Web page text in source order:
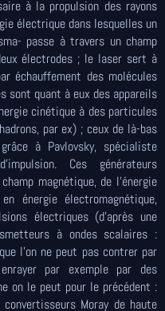
à la propulsion des rayons
électrique dans lesquelles un
passe à travers un champ
électrodes ; le laser sert à
échauffement des molécules
sont quant à eux des appareils
cinétique à des particules
par ex) ; ceux de là-bas
à Pavlovsky, spécialiste
Ces générateurs
magnétique, de l’énergie
énergie électromagnétique,
électriques (d’après une
à ondes scalaires :
l’on ne peut pas contrer par
par exemple par des
on le peut pour le précédent :
Moray de haute